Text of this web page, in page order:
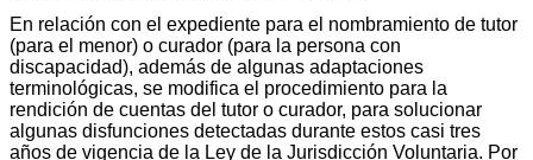
En relación con el expediente para el nombramiento de tutor
(para el menor) o curador (para la persona con
discapacidad), además de algunas adaptaciones
terminológicas, se modifica el procedimiento para la
rendición de cuentas del tutor o curador, para solucionar
algunas disfunciones detectadas durante estos casi tres
años de vigencia de la Ley de la Jurisdicción Voluntaria. Por